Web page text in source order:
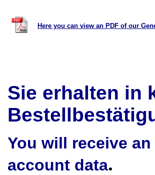
Here you can view an PDF of our
Sie erhalten in
You will receive
account data.